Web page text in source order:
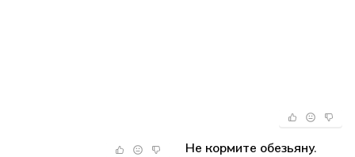
Не кормите обезьяну.